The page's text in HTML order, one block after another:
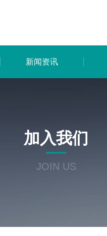
新闻资讯
加入我们
JOIN US